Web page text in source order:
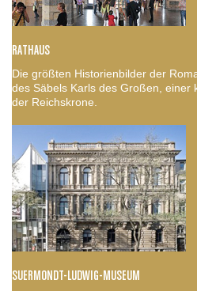
RATHAUS
Die größten Historienbilder der
des Säbels Karls des Großen, einer
der Reichskrone.
SUERMONDT-LUDWIG-MUSEUM